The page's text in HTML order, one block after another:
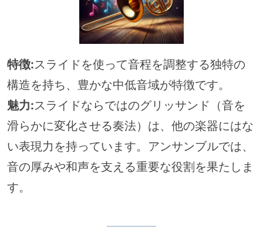
特徴:スライドを使って音程を調整する独特の
構造を持ち、豊かな中低音域が特徴です。
魅力:スライドならではのグリッサンド（音を
滑らかに変化させる奏法）は、他の楽器にはな
い表現力を持っています。アンサンブルでは、
音の厚みや和声を支える重要な役割を果たしま
す。